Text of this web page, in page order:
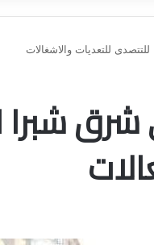
للتعديات والاشغالات
شبرا